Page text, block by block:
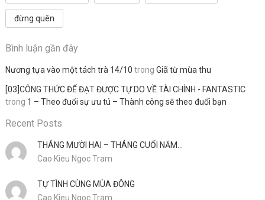
đừng quên
Bình luận gần đây
Nương tựa vào một tách trà 14/10 trong Giã từ mùa thu
[03]CÔNG THỨC ĐỂ ĐẠT ĐƯỢC TỰ DO VỀ TÀI CHÍNH - FANTASTIC
trong 1 – Theo đuổi sự ưu tú – Thành công sẽ theo đuổi bạn
Recent Posts
THÁNG MƯỜI HAI – THÁNG CUỐI NĂM…
Cao Kieu Ngoc Tram
TỰ TÌNH CÙNG MÙA ĐÔNG
Cao Kieu Ngoc Tram